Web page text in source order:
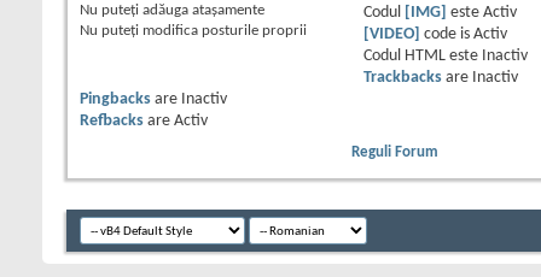
Nu puteţi adăuga ataşamente
Nu puteţi modifica posturile proprii
Codul
[IMG] este Activ
[VIDEO] code is Activ
Codul HTML este
Inactiv
Trackbacksare
Inactiv
Pingbacks are
Inactiv
Refbacks are Activ
Reguli Forum